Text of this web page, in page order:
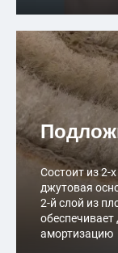
Состоит из 2-
джутовая
2-й слой из
амортизацию